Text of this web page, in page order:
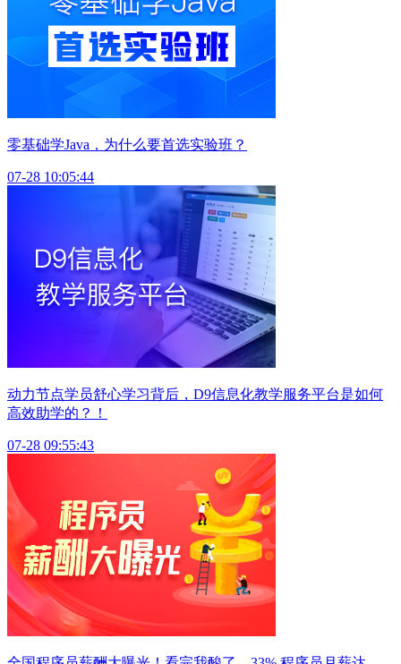
零基础学Java，为什么要首选实验班？
07-28 10:05:44
动力节点学员舒心学习背后，D9信息化教学服务平台是如何
高效助学的？！
07-28 09:55:43